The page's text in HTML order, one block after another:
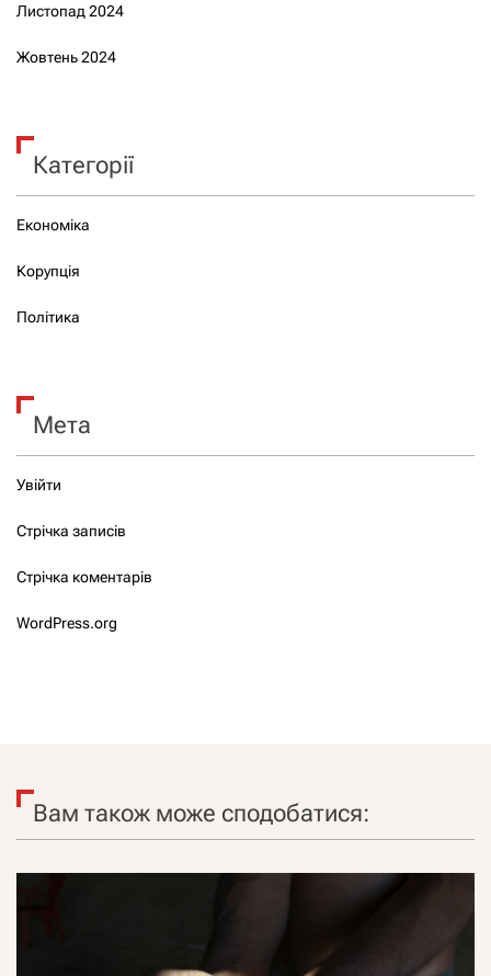
Листопад 2024
Жовтень 2024
Категорії
Економіка
Корупція
Політика
Мета
Увійти
Стрічка записів
Стрічка коментарів
WordPress.org
Вам також може сподобатися: